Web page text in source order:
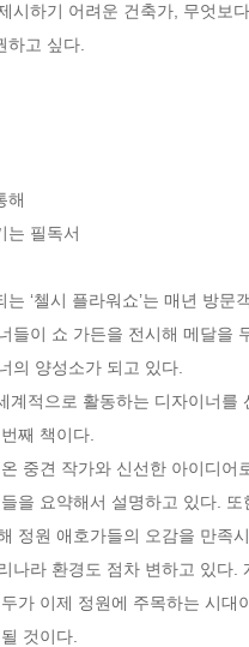
시하기 어려운 건축가, 무엇보
하고 싶다.
해
는 필독서
‘첼시 플라워쇼’는 매년 방
들이 쇼 가든을 전시해 메달을
의 양성소가 되고 있다.
계적으로 활동하는 디자이너
째 책이다.
중견 작가와 신선한 아이디
을 요약해서 설명하고 있다.
정원 애호가들의 오감을 만족
나라 환경도 점차 변하고 있다
가 이제 정원에 주목하는 시
것이다.